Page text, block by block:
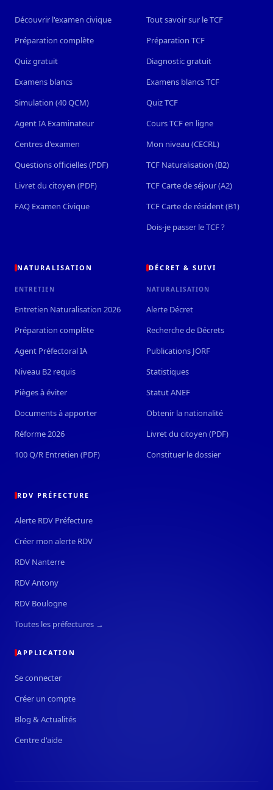
Découvrir l'examen civique
Préparation complète
Quiz gratuit
Examens blancs
Simulation (40 QCM)
Agent IA Examinateur
Centres d'examen
Questions officielles (PDF)
Livret du citoyen (PDF)
FAQ Examen Civique
Tout savoir sur le TCF
Préparation TCF
Diagnostic gratuit
Examens blancs TCF
Quiz TCF
Cours TCF en ligne
Mon niveau (CECRL)
TCF Naturalisation (B2)
TCF Carte de séjour (A2)
TCF Carte de résident (B1)
Dois-je passer le TCF ?
NATURALISATION
ENTRETIEN
Entretien Naturalisation 2026
Préparation complète
Agent Préfectoral IA
Niveau B2 requis
Pièges à éviter
Documents à apporter
Réforme 2026
100 Q/R Entretien (PDF)
DÉCRET & SUIVI
NATURALISATION
Alerte Décret
Recherche de Décrets
Publications JORF
Statistiques
Statut ANEF
Obtenir la nationalité
Livret du citoyen (PDF)
Constituer le dossier
RDV PRÉFECTURE
Alerte RDV Préfecture
Créer mon alerte RDV
RDV Nanterre
RDV Antony
RDV Boulogne
Toutes les préfectures →
APPLICATION
Se connecter
Créer un compte
Blog & Actualités
Centre d'aide